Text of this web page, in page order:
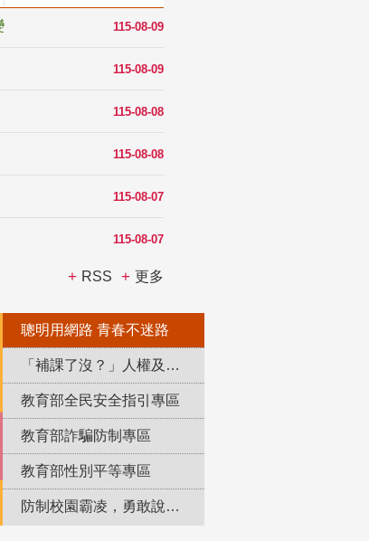
115-08-09
115-08-09
115-08-08
115-08-08
115-08-07
115-08-07
RSS 更多
聰明用網路 青春不迷路
「補課了沒？」人權及轉型正義教育專區
教育部全民安全指引專區
教育部詐騙防制專區
教育部性別平等專區
防制校園霸凌，勇敢說出來！